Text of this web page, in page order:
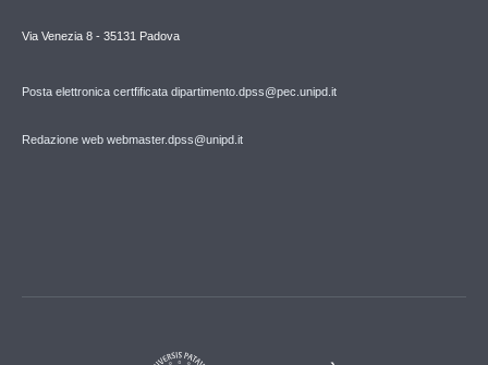
Via Venezia 8 - 35131 Padova
Posta elettronica certfificata dipartimento.dpss@pec.unipd.it
Redazione web webmaster.dpss@unipd.it